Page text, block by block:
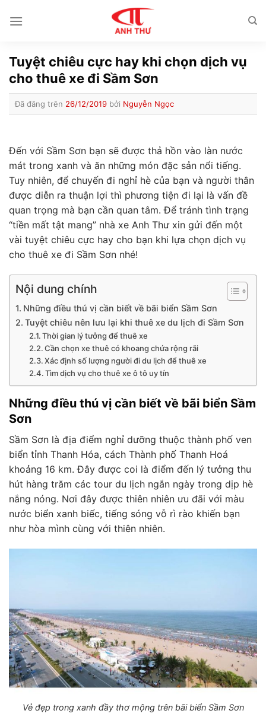
đến
Tuyệt chiêu cực hay khi chọn dịch vụ
cho thuê xe đi Sầm Sơn
Đã đăng trên 26/12/2019 bởi Nguyễn Ngọc
Đến với Sầm Sơn bạn sẽ được thả hồn vào làn nước
mát trong xanh và ăn những món đặc sản nổi tiếng.
Tuy nhiên, để chuyến đi nghỉ hè của bạn và người thân
được diễn ra thuận lợi thì phương tiện đi lại là vấn đề
quan trọng mà bạn cần quan tâm. Để tránh tình trạng
“tiền mất tật mang” nhà xe Anh Thư xin gửi đến một
vài tuyệt chiêu cực hay cho bạn khi lựa chọn dịch vụ
cho thuê xe đi Sầm Sơn nhé!
Nội dung chính
Những điều thú vị cần biết về bãi biển Sầm Sơn
Tuyệt chiêu nên lưu lại khi thuê xe du lịch đi Sầm Sơn
Thời gian lý tưởng để thuê xe
Cần chọn xe thuê có khoang chứa rộng rãi
Xác định số lượng người đi du lịch để thuê xe
Tìm dịch vụ cho thuê xe ô tô uy tín
Những điều thú vị cần biết về bãi biển Sầm
Sơn
Sầm Sơn là địa điểm nghỉ dưỡng thuộc thành phố ven
biển tỉnh Thanh Hóa, cách Thành phố Thanh Hoá
khoảng 16 km. Đây được coi là điểm đến lý tưởng thu
hút hàng trăm các tour du lịch ngắn ngày trong dịp hè
nắng nóng. Nơi đây được thiên nhiên ưu đãi với màu
nước biển xanh biếc, tiếng sóng vỗ rì rào khiến bạn
như hòa mình cùng với thiên nhiên.
Vẻ đẹp trong xanh đầy thơ mộng trên bãi biển Sầm Sơn